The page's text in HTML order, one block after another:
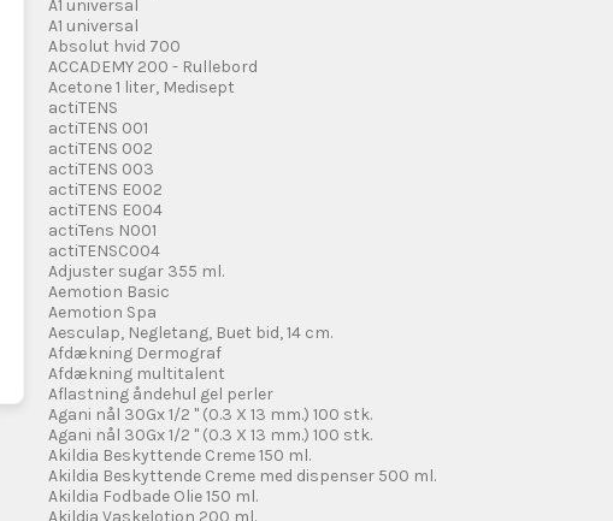
A1 universal
A1 universal
Absolut hvid 700
ACCADEMY 200 - Rullebord
Acetone 1 liter, Medisept
actiTENS
actiTENS 001
actiTENS 002
actiTENS 003
actiTENS E002
actiTENS E004
actiTens N001
actiTENSC004
Adjuster sugar 355 ml.
Aemotion Basic
Aemotion Spa
Aesculap, Negletang, Buet bid, 14 cm.
Afdækning Dermograf
Afdækning multitalent
Aflastning åndehul gel perler
Agani nål 30Gx 1/2 " (0.3 X 13 mm.) 100 stk.
Agani nål 30Gx 1/2 " (0.3 X 13 mm.) 100 stk.
Akildia Beskyttende Creme 150 ml.
Akildia Beskyttende Creme med dispenser 500 ml.
Akildia Fodbade Olie 150 ml.
Akildia Vaskelotion 200 ml.